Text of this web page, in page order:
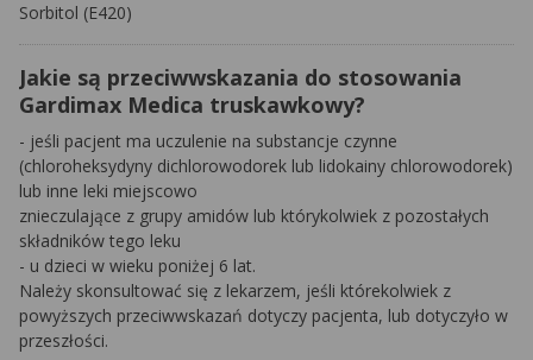
Sorbitol (E420)
Jakie są przeciwwskazania do stosowania
Gardimax Medica truskawkowy?
- jeśli pacjent ma uczulenie na substancje czynne
(chloroheksydyny dichlorowodorek lub lidokainy chlorowodorek)
lub inne leki miejscowo
znieczulające z grupy amidów lub którykolwiek z pozostałych
składników tego leku
- u dzieci w wieku poniżej 6 lat.
Należy skonsultować się z lekarzem, jeśli którekolwiek z
powyższych przeciwwskazań dotyczy pacjenta, lub dotyczyło w
przeszłości.